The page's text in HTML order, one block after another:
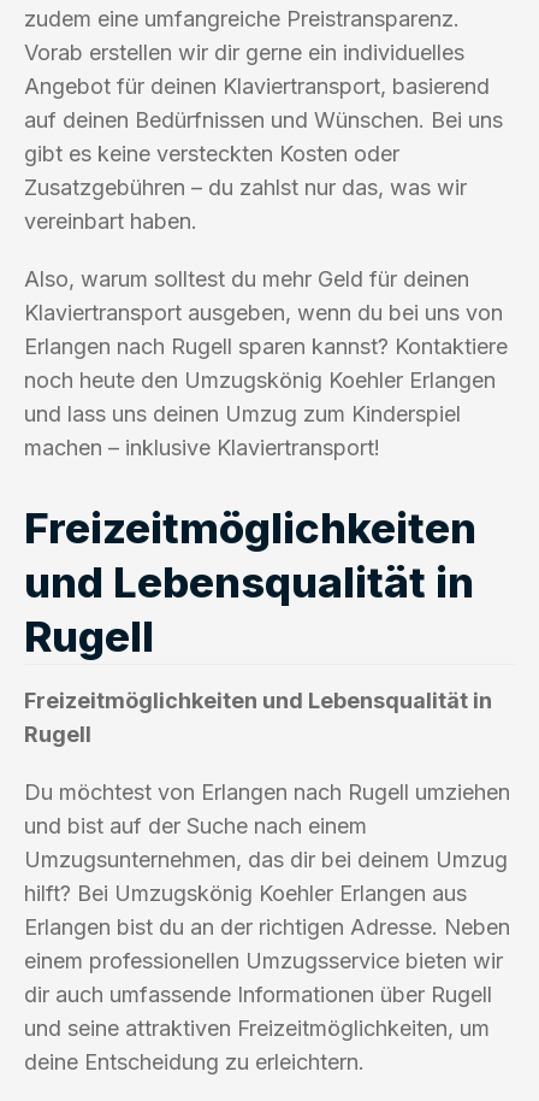
zudem eine umfangreiche Preistransparenz.
Vorab erstellen wir dir gerne ein individuelles
Angebot für deinen Klaviertransport, basierend
auf deinen Bedürfnissen und Wünschen. Bei uns
gibt es keine versteckten Kosten oder
Zusatzgebühren – du zahlst nur das, was wir
vereinbart haben.
Also, warum solltest du mehr Geld für deinen
Klaviertransport ausgeben, wenn du bei uns von
Erlangen nach Rugell sparen kannst? Kontaktiere
noch heute den Umzugskönig Koehler Erlangen
und lass uns deinen Umzug zum Kinderspiel
machen – inklusive Klaviertransport!
Freizeitmöglichkeiten
und Lebensqualität in
Rugell
Freizeitmöglichkeiten und Lebensqualität in
Rugell
Du möchtest von Erlangen nach Rugell umziehen
und bist auf der Suche nach einem
Umzugsunternehmen, das dir bei deinem Umzug
hilft? Bei Umzugskönig Koehler Erlangen aus
Erlangen bist du an der richtigen Adresse. Neben
einem professionellen Umzugsservice bieten wir
dir auch umfassende Informationen über Rugell
und seine attraktiven Freizeitmöglichkeiten, um
deine Entscheidung zu erleichtern.